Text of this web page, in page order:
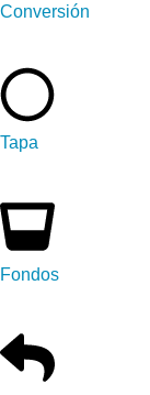
Conversión
Tapa
Fondos